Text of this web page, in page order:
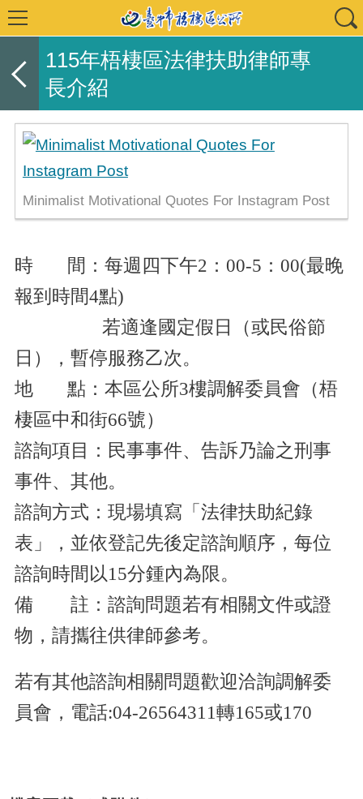
115年梧棲區法律扶助律師專
長介紹
Minimalist Motivational Quotes For Instagram Post
時 間：每週四下午2：00-5：00(最晚
報到時間4點)
若適逢國定假日（或民俗節
日），暫停服務乙次。
地 點：本區公所3樓調解委員會（梧
棲區中和街66號）
諮詢項目：民事事件、告訴乃論之刑事
事件、其他。
諮詢方式：現場填寫「法律扶助紀錄
表」，並依登記先後定諮詢順序，每位
諮詢時間以15分鍾內為限。
備 註：諮詢問題若有相關文件或證
物，請攜往供律師參考。
若有其他諮詢相關問題歡迎洽詢調解委
員會，電話:04-26564311轉165或170